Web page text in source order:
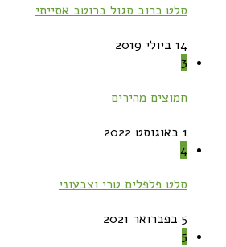
סלט כרוב סגול ברוטב אסייתי
14 ביולי 2019
3
חמוצים מהירים
1 באוגוסט 2022
4
סלט פלפלים טרי וצבעוני
5 בפברואר 2021
5